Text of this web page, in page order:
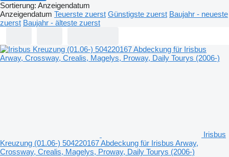
Sortierung: Anzeigendatum
Anzeigendatum Teuerste zuerst Günstigste zuerst Baujahr - neueste
zuerst Baujahr - älteste zuerst
Irisbus
Kreuzung (01.06-) 504220167 Abdeckung für Irisbus Arway,
Crossway, Crealis, Magelys, Proway, Daily Tourys (2006-)